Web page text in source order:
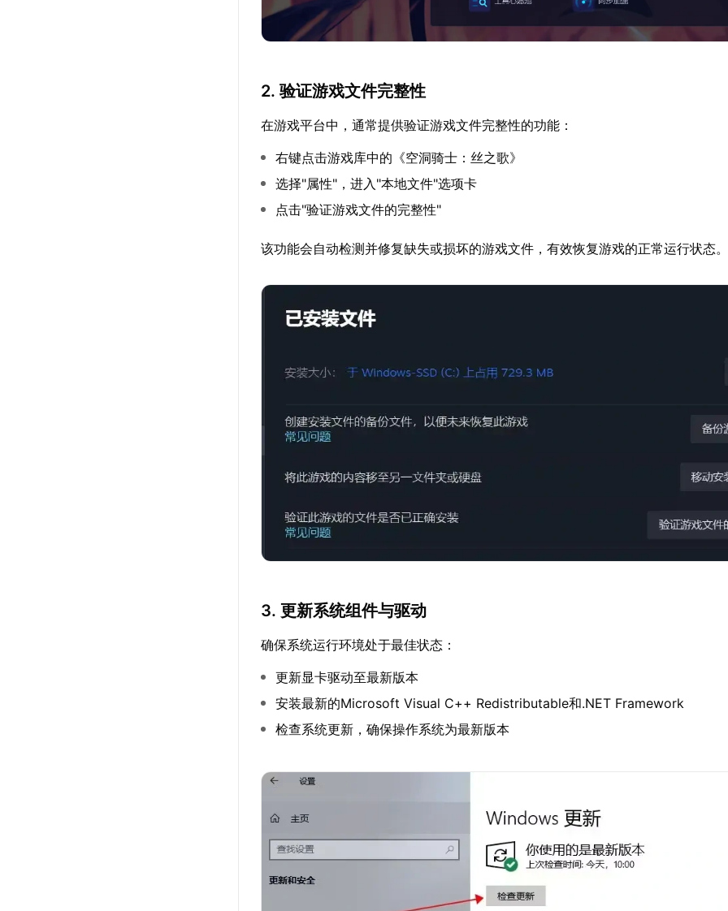
2. 验证游戏文件完整性
在游戏平台中，通常提供验证游戏文件完整性的功能：
右键点击游戏库中的《空洞骑士：丝之歌》
选择"属性"，进入"本地文件"选项卡
点击"验证游戏文件的完整性"
该功能会自动检测并修复缺失或损坏的游戏文件，有效恢复游戏的正常运行状态
3. 更新系统组件与驱动
确保系统运行环境处于最佳状态：
更新显卡驱动至最新版本
安装最新的Microsoft Visual C++ Redistributable和.NET Framework
检查系统更新，确保操作系统为最新版本